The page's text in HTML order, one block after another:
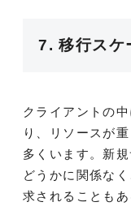
7. 移行スケ
クライアントの
り、リソースが
多くいます。新
どうかに関係な
求されることもあ